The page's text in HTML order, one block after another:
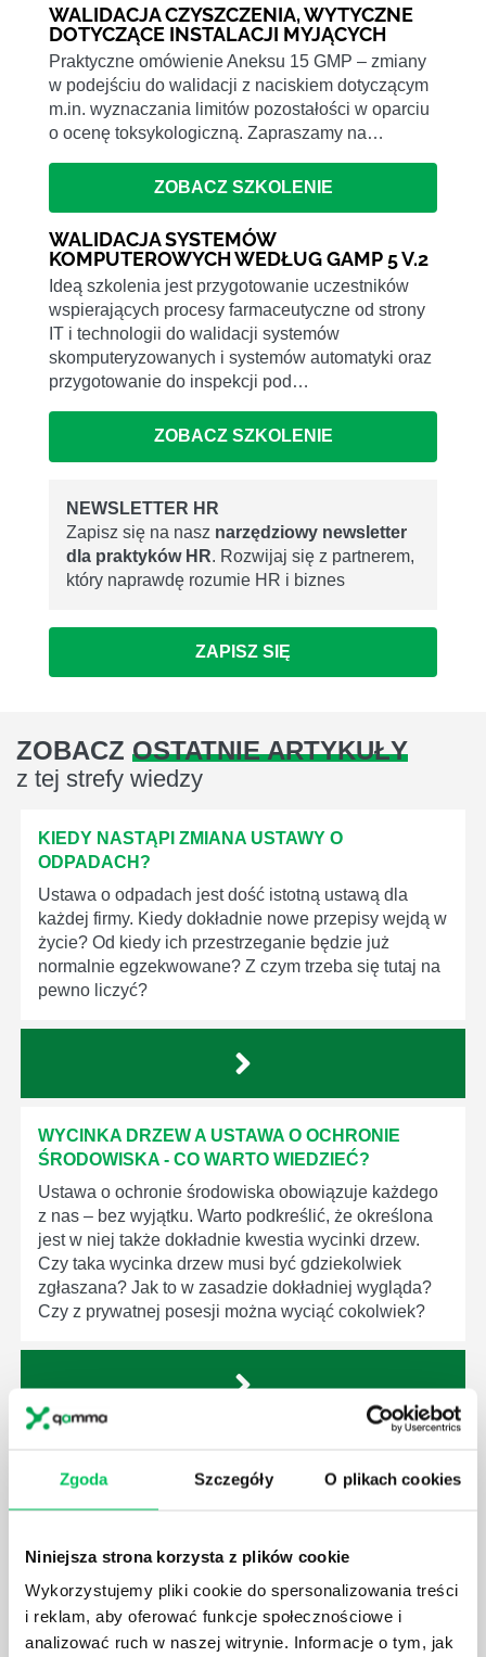
Zgoda Szczegóły O plikach cookies
Niniejsza strona korzysta z plików cookie
Wykorzystujemy pliki cookie do spersonalizowania treści
i reklam, aby oferować funkcje społecznościowe i
analizować ruch w naszej witrynie. Informacje o tym, jak
WALIDACJA CZYSZCZENIA, WYTYCZNE
DOTYCZĄCE INSTALACJI MYJĄCYCH
Praktyczne omówienie Aneksu 15 GMP – zmiany
w podejściu do walidacji z naciskiem dotyczącym
m.in. wyznaczania limitów pozostałości w oparciu
o ocenę toksykologiczną. Zapraszamy na…
ZOBACZ SZKOLENIE
WALIDACJA SYSTEMÓW
KOMPUTEROWYCH WEDŁUG GAMP 5 V.2
Ideą szkolenia jest przygotowanie uczestników
wspierających procesy farmaceutyczne od strony
IT i technologii do walidacji systemów
skomputeryzowanych i systemów automatyki oraz
przygotowanie do inspekcji pod…
ZOBACZ SZKOLENIE
NEWSLETTER HR
Zapisz się na nasz narzędziowy newsletter
dla praktyków HR. Rozwijaj się z partnerem,
który naprawdę rozumie HR i biznes
ZAPISZ SIĘ
ZOBACZ OSTATNIE ARTYKUŁY
z tej strefy wiedzy
KIEDY NASTĄPI ZMIANA USTAWY O
ODPADACH?
Ustawa o odpadach jest dość istotną ustawą dla
każdej firmy. Kiedy dokładnie nowe przepisy wejdą w
życie? Od kiedy ich przestrzeganie będzie już
normalnie egzekwowane? Z czym trzeba się tutaj na
pewno liczyć?
WYCINKA DRZEW A USTAWA O OCHRONIE
ŚRODOWISKA - CO WARTO WIEDZIEĆ?
Ustawa o ochronie środowiska obowiązuje każdego
z nas – bez wyjątku. Warto podkreślić, że określona
jest w niej także dokładnie kwestia wycinki drzew.
Czy taka wycinka drzew musi być gdziekolwiek
zgłaszana? Jak to w zasadzie dokładniej wygląda?
Czy z prywatnej posesji można wyciąć cokolwiek?
Prawo wodne to dość skomplikowane prawo w
ustawodawstwie polskim. Na czym dokładniej ono
egzekwowanie prawa wodnego? Na te pytania
odpowiemy pokrótce poniżej.